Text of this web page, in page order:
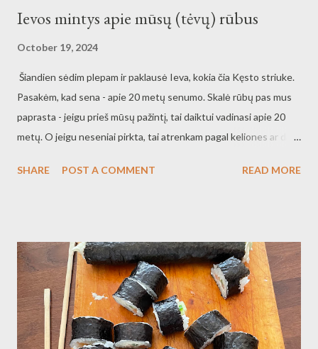
Ievos mintys apie mūsų (tėvų) rūbus
October 19, 2024
Šiandien sėdim plepam ir paklausė Ieva, kokia čia Kęsto striuke.
Pasakėm, kad sena - apie 20 metų senumo. Skalė rūbų pas mus
paprasta - jeigu prieš mūsų pažintį, tai daiktui vadinasi apie 20
metų. O jeigu neseniai pirkta, tai atrenkam pagal keliones ar dar
seni drabužiai atrodo, kaip naujo, o nauji kaip seni? Apie senus tai
ir nusiperkam kokių nors skylėtų naujų daiktų, bet retai...
SHARE POST A COMMENT READ MORE